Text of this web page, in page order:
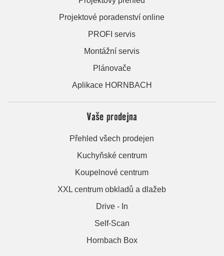
Projektové poradenství online
PROFI servis
Montážní servis
Plánovače
Aplikace HORNBACH
Vaše prodejna
Přehled všech prodejen
Kuchyňské centrum
Koupelnové centrum
XXL centrum obkladů a dlažeb
Drive - In
Self-Scan
Hornbach Box